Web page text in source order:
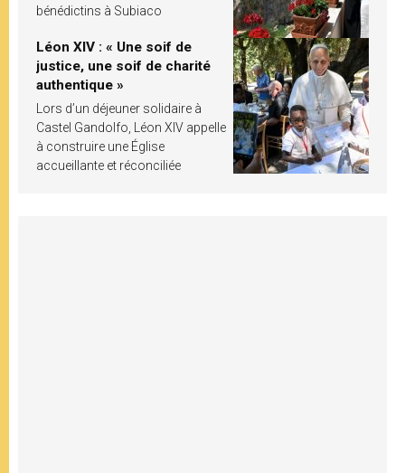
bénédictins à Subiaco
Léon XIV : « Une soif de
justice, une soif de charité
authentique »
Lors d’un déjeuner solidaire à
Castel Gandolfo, Léon XIV appelle
à construire une Église
accueillante et réconciliée